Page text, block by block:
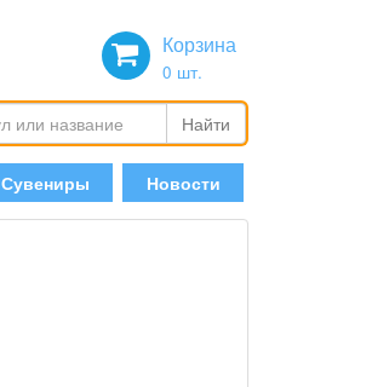
Корзина
0 шт.
Найти
Сувениры Новости